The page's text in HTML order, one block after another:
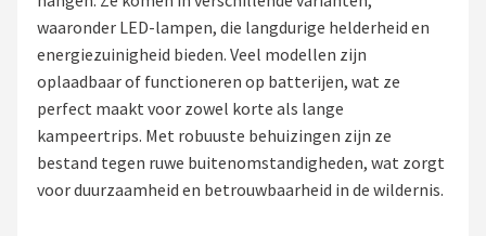
Intex
KOEL
Eurotrail
waaronder LED-lampen, die langdurige helderheid en
energiezuinigheid bieden. Veel modellen zijn
oplaadbaar of functioneren op batterijen, wat ze
perfect maakt voor zowel korte als lange
kampeertrips. Met robuuste behuizingen zijn ze
bestand tegen ruwe buitenomstandigheden, wat zorgt
voor duurzaamheid en betrouwbaarheid in de wildernis.